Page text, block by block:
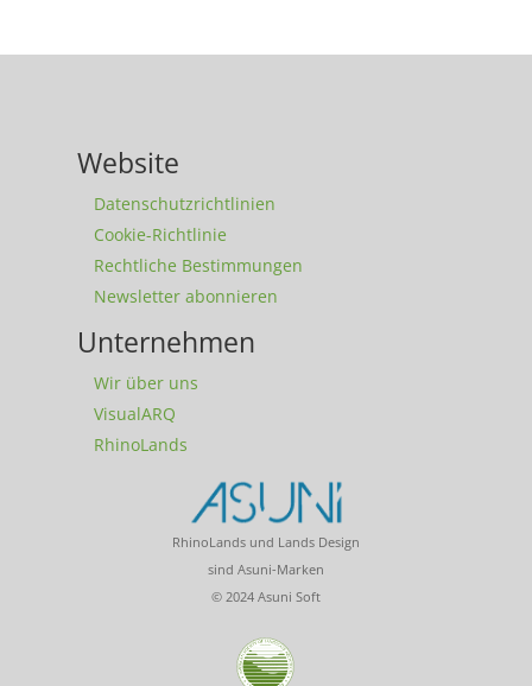
Website
Datenschutzrichtlinien
Cookie-Richtlinie
Rechtliche Bestimmungen
Newsletter abonnieren
Unternehmen
Wir über uns
VisualARQ
RhinoLands
RhinoLands und Lands Design
sind Asuni-Marken
© 2024 Asuni Soft